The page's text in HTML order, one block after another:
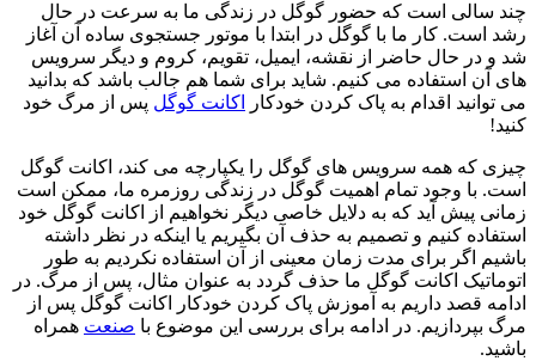
چند سالی است که حضور گوگل در زندگی ما به سرعت در حال
رشد است. کار ما با گوگل در ابتدا با موتور جستجوی ساده آن آغاز
شد و در حال حاضر از نقشه، ایمیل، تقویم، کروم و دیگر سرویس
های آن استفاده می کنیم. شاید برای شما هم جالب باشد که بدانید
می توانید اقدام به پاک کردن خودکار
اکانت گوگل پس از مرگ خود
کنید!
چیزی که همه سرویس های گوگل را یکپارچه می کند، اکانت گوگل
است. با وجود تمام اهمیت گوگل در زندگی روزمره ما، ممکن است
زمانی پیش آید که به دلایل خاصی دیگر نخواهیم از اکانت گوگل خود
استفاده کنیم و تصمیم به حذف آن بگیریم یا اینکه در نظر داشته
باشیم اگر برای مدت زمان معینی از آن استفاده نکردیم به طور
اتوماتیک اکانت گوگل ما حذف گردد به عنوان مثال، پس از مرگ. در
ادامه قصد داریم به آموزش پاک کردن خودکار اکانت گوگل پس از
مرگ بپردازیم. در ادامه برای بررسی این موضوع با صنعت همراه
باشید.